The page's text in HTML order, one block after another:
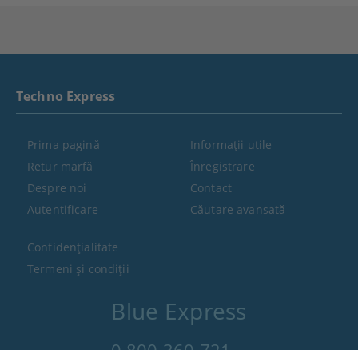
Blue Express
Techno Express
Prima pagină
Retur marfă
Despre noi
Autentificare
Informaţii utile
Înregistrare
Contact
Căutare avansată
Confidenţialitate
Termeni şi condiţii